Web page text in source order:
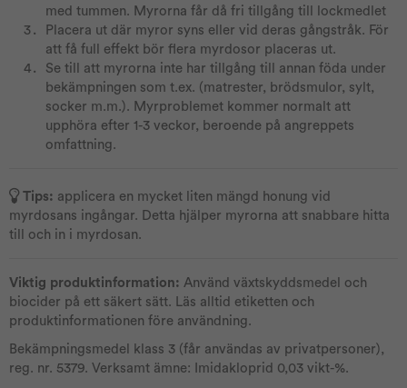
med tummen. Myrorna får då fri tillgång till lockmedlet
Placera ut där myror syns eller vid deras gångstråk. För
att få full effekt bör flera myrdosor placeras ut.
Se till att myrorna inte har tillgång till annan föda under
bekämpningen som t.ex. (matrester, brödsmulor, sylt,
socker m.m.). Myrproblemet kommer normalt att
upphöra efter 1-3 veckor, beroende på angreppets
omfattning.
Tips: applicera en mycket liten mängd honung vid
myrdosans ingångar. Detta hjälper myrorna att snabbare hitta
till och in i myrdosan.
Viktig produktinformation: Använd växtskyddsmedel och
biocider på ett säkert sätt. Läs alltid etiketten och
produktinformationen före användning.
Bekämpningsmedel klass 3 (får användas av privatpersoner),
reg. nr. 5379. Verksamt ämne: Imidakloprid 0,03 vikt-%.